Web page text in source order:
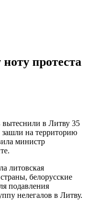
протеста
вытеснили в Литву 35
зашли на территорию
министр
литовская
белорусские
подавления
нелегалов в Литву.